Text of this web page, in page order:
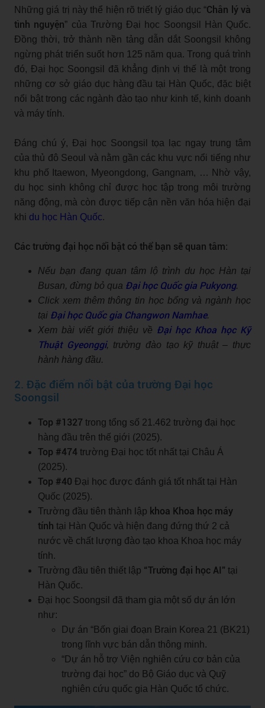
Những giá trị này thể hiện rõ triết lý giáo dục “Chân lý và
tình nguyện” của Trường Đại học Soongsil Hàn Quốc.
Đồng thời, trở thành nền tảng dẫn dắt Soongsil không
ngừng phát triển suốt hơn 125 năm qua. Trong quá trình
đó, Đại học Soongsil đã khẳng định vị thế là một trong
những cơ sở giáo dục hàng đầu tại Hàn Quốc, đặc biệt
nổi bật trong các ngành đào tạo như kinh tế, kinh doanh
và máy tính.
Đáng chú ý, Đại học Soongsil tọa lạc ngay trung tâm
của thủ đô Seoul và nằm gần các khu vực nổi tiếng như
khu phố Itaewon, Myeongdong, Gangnam, … Nhờ vậy,
du học sinh không chỉ được học tập trong môi trường
năng động, mà còn được tiếp cận nền văn hóa hiện đại
khi du học Hàn Quốc.
Các trường đại học nổi bật có thể bạn sẽ quan tâm:
Nếu bạn đang quan tâm lộ trình du học Hàn tại
Busan, đừng bỏ qua Đại học Quốc gia Pukyong.
Click xem thêm thông tin học bổng và ngành học
tại Đại học Quốc gia Changwon Namhae.
Xem bài viết giới thiệu về Đại học Khoa học Kỹ
Thuật Gyeonggi, trường đào tạo kỹ thuật – thực
hành hàng đầu.
2. Đặc điểm nổi bật của trường Đại học
Soongsil
Top #1327 trong tổng số 21.462 trường đại học
hàng đầu trên thế giới (2025).
Top #474 trường Đại học tốt nhất tại Châu Á
(2025).
Top #40 Đại học được đánh giá tốt nhất tại Hàn
Quốc (2025).
Trường đầu tiên thành lập khoa Khoa học máy
tính tại Hàn Quốc và hiện đang đứng thứ 2 cả
nước về chất lượng đào tạo khoa Khoa học máy
tính.
Trường đầu tiên thiết lập “Trường đại học AI” tại
Hàn Quốc.
Đại học Soongsil đã tham gia một số dự án lớn
như:
Dự án “Bốn giai đoạn Brain Korea 21 (BK21)
trong lĩnh vực bán dẫn thông minh.
“Dự án hỗ trợ Viện nghiên cứu cơ bản của
trường đại học” do Bộ Giáo dục và Quỹ
nghiên cứu quốc gia Hàn Quốc tổ chức.